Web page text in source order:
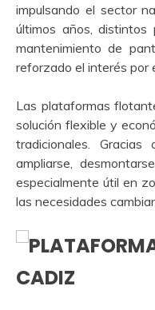
impulsando el sector
últimos años, distintos
mantenimiento de
reforzado el interés por
Las plataformas
solución flexible y
tradicionales.
ampliarse,
especialmente útil en
las necesidades